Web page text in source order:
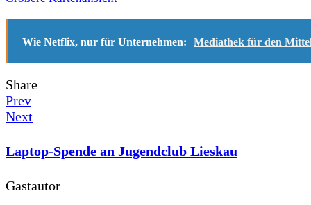
Wie Netflix, nur für Unternehmen: Mediathek für den
Share
Prev
Next
Laptop-Spende an Jugendclub Lieskau
Gastautor